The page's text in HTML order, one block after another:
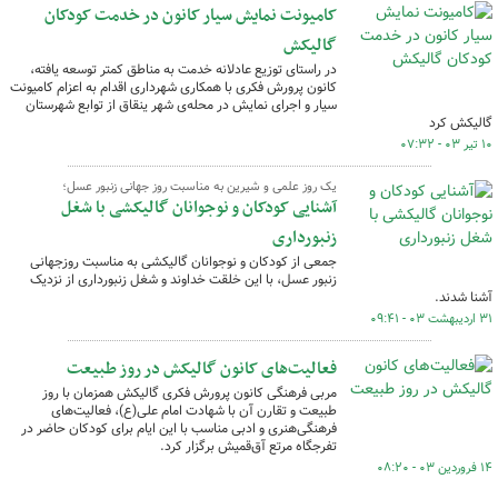
کامیونت نمایش سیار کانون در خدمت کودکان
گالیکش
در راستای توزیع عادلانه خدمت‌ به مناطق کمتر توسعه یافته،
کانون پرورش فکری با همکاری شهرداری اقدام به اعزام کامیونت
سیار و اجرای نمایش در محله‌ی شهر ینقاق از توابع شهرستان
گالیکش کرد
۱۰ تیر ۰۳ - ۰۷:۳۲
یک روز علمی و شیرین به مناسبت روز جهانی زنبور عسل؛
آشنایی کودکان و نوجوانان گالیکشی با شغل
زنبورداری
جمعی از کودکان و نوجوانان گالیکشی به مناسبت روزجهانی
زنبور عسل، با این خلقت خداوند و شغل زنبورداری از نزدیک
آشنا شدند.
۳۱ اردیبهشت ۰۳ - ۰۹:۴۱
فعالیت‌های کانون گالیکش در روز طبیعت
مربی فرهنگی‌ کانون پرورش فکری گالیکش همزمان با روز
طبیعت و تقارن آن با شهادت امام علی(ع)، فعالیت‌های
فرهنگی‌هنری و ادبی مناسب با این ایام برای کودکان حاضر در
تفرجگاه مرتع آق‌قمیش برگزار کرد.
۱۴ فروردین ۰۳ - ۰۸:۲۰